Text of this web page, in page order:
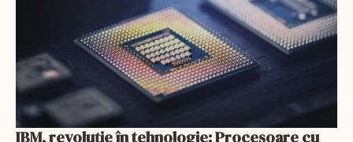
IBM, revoluţie în tehnologie: Procesoare cu